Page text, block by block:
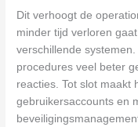
Dit verhoogt de
minder tijd verloren
verschillende
procedures veel beter
reacties. Tot slot maakt
gebruikersaccounts en